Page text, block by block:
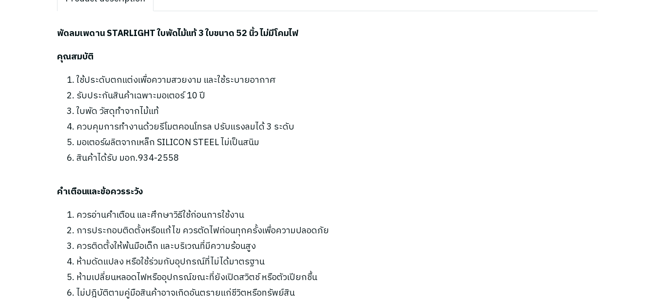
พัดลมเพดาน STARLIGHT ใบพัดไม้แท้ 3 ใบขนาด 52 นิ้ว ไม่มีโคมไฟ
คุณสมบัติ
ใช้ประดับตกแต่งเพื่อความสวยงาม และใช้ระบายอากาศ
รับประกันสินค้าเฉพาะมอเตอร์ 10 ปี
ใบพัด วัสดุทำจากไม้แท้
ควบคุมการทำงานด้วยรีโมตคอนโทรล ปรับแรงลมได้ 3 ระดับ
มอเตอร์ผลิตจากเหล็ก SILICON STEEL ไม่เป็นสนิม
สินค้าได้รับ มอก.934-2558
คำเตือนและข้อควรระวัง
ควรอ่านคำเตือน และศึกษาวิธีใช้ก่อนการใช้งาน
การประกอบติดตั้งหรือแก้ไข ควรตัดไฟก่อนทุกครั้งเพื่อความปลอดภัย
ควรติดตั้งให้พ้นมือเด็ก และบริเวณที่มีความร้อนสูง
ห้ามดัดแปลง หรือใช้ร่วมกับอุปกรณ์ที่ไม่ได้มาตรฐาน
ห้ามเปลี่ยนหลอดไฟหรืออุปกรณ์ขณะที่ยังเปิดสวิตช์ หรือตัวเปียกชื้น
ไม่ปฎิบัติตามคู่มือสินค้าอาจเกิดอันตรายแก่ชีวิตหรือทรัพย์สิน